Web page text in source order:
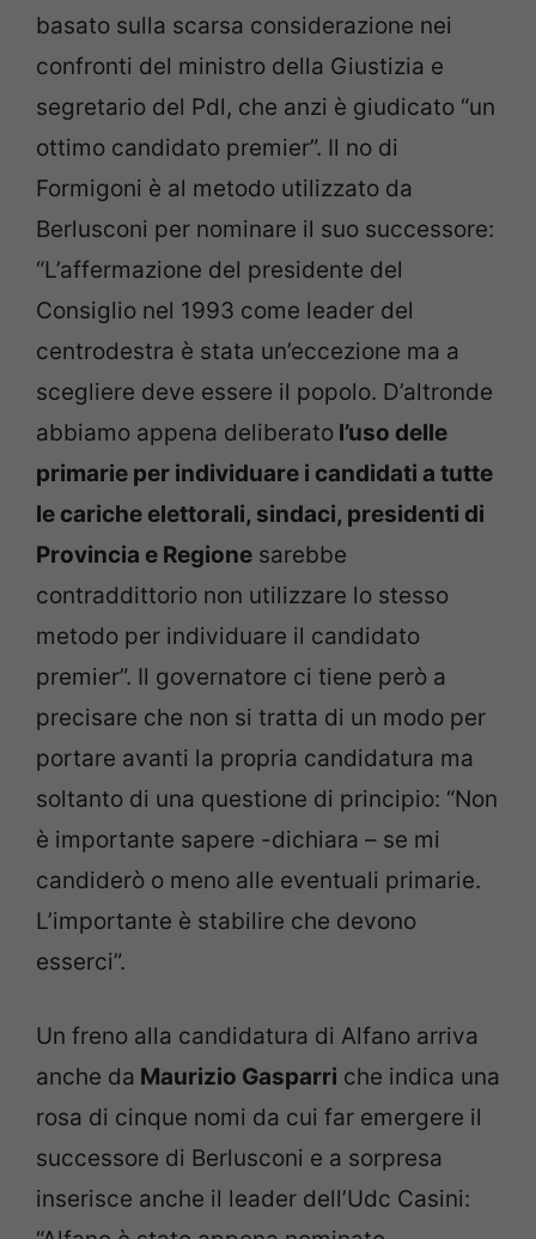
basato sulla scarsa considerazione nei
confronti del ministro della Giustizia e
segretario del Pdl, che anzi è giudicato “un
ottimo candidato premier”. Il no di
Formigoni è al metodo utilizzato da
Berlusconi per nominare il suo successore:
“L’affermazione del presidente del
Consiglio nel 1993 come leader del
centrodestra è stata un’eccezione ma a
scegliere deve essere il popolo. D’altronde
abbiamo appena deliberato l’uso delle
primarie per individuare i candidati a tutte
le cariche elettorali, sindaci, presidenti di
Provincia e Regione sarebbe
contraddittorio non utilizzare lo stesso
metodo per individuare il candidato
premier”. Il governatore ci tiene però a
precisare che non si tratta di un modo per
portare avanti la propria candidatura ma
soltanto di una questione di principio: “Non
è importante sapere -dichiara – se mi
candiderò o meno alle eventuali primarie.
L’importante è stabilire che devono
esserci”.
Un freno alla candidatura di Alfano arriva
anche da Maurizio Gasparri che indica una
rosa di cinque nomi da cui far emergere il
successore di Berlusconi e a sorpresa
inserisce anche il leader dell’Udc Casini: